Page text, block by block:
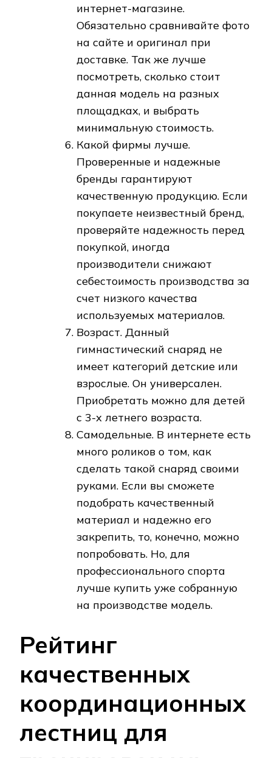
интернет-магазине.
Обязательно сравнивайте фото
на сайте и оригинал при
доставке. Так же лучше
посмотреть, сколько стоит
данная модель на разных
площадках, и выбрать
минимальную стоимость.
Какой фирмы лучше.
Проверенные и надежные
бренды гарантируют
качественную продукцию. Если
покупаете неизвестный бренд,
проверяйте надежность перед
покупкой, иногда
производители снижают
себестоимость производства за
счет низкого качества
используемых материалов.
Возраст. Данный
гимнастический снаряд не
имеет категорий детские или
взрослые. Он универсален.
Приобретать можно для детей
с 3-х летнего возраста.
Самодельные. В интернете есть
много роликов о том, как
сделать такой снаряд своими
руками. Если вы сможете
подобрать качественный
материал и надежно его
закрепить, то, конечно, можно
попробовать. Но, для
профессионального спорта
лучше купить уже собранную
на производстве модель.
Рейтинг
качественных
координационных
лестниц для